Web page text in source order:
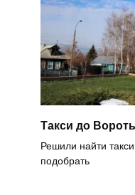
Такси до
Решили найти
подобрать